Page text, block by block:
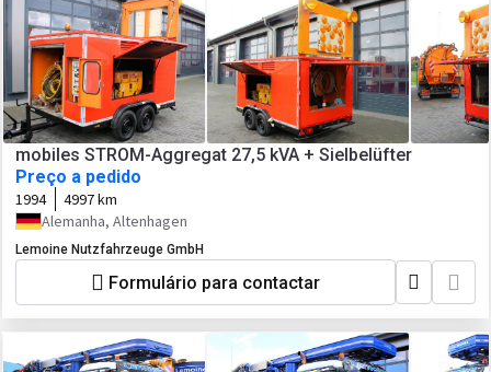
mobiles STROM-Aggregat 27,5 kVA + Sielbelüfter
Preço a pedido
1994
4997 km
Alemanha, Altenhagen
Lemoine Nutzfahrzeuge GmbH
Formulário para contactar